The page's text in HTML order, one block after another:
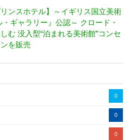
ンスホテル】～イギリス国立美術
ギャラリー』公認～ クロード・
む 没入型“泊まれる美術館”コンセ
を販売
0
0
0